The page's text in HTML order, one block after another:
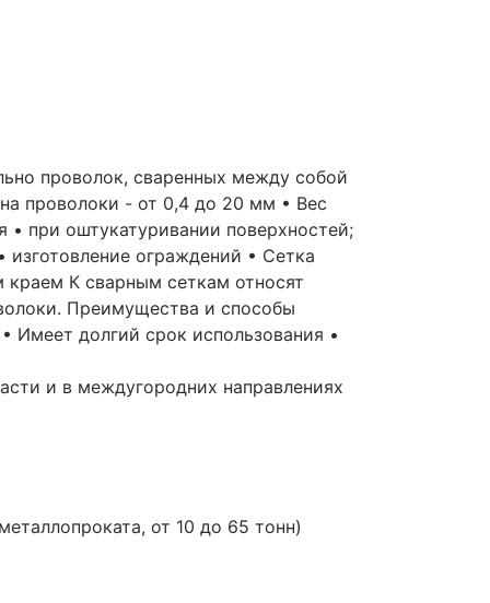
проволок, сваренных между собой
проволоки - от 0,4 до 20 мм • Вес
при оштукатуривании поверхностей;
ограждений • Сетка
краем К сварным сеткам относят
Преимущества и способы
Имеет долгий срок использования •
и в междугородних направлениях
от 10 до 65 тонн)